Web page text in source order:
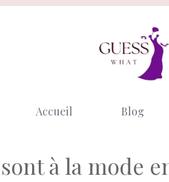
Accueil Blog
à la mode